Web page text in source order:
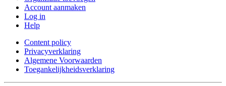
Account aanmaken
Log in
Help
Content policy
Privacyverklaring
Algemene Voorwaarden
Toegankelijkheidsverklaring